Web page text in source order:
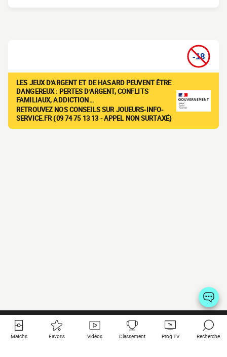
LES JEUX D'ARGENT ET DE HASARD PEUVENT ÊTRE
DANGEREUX : PERTES D'ARGENT, CONFLITS
FAMILIAUX, ADDICTION…
RETROUVEZ NOS CONSEILS SUR JOUEURS-INFO-
SERVICE.FR (09 74 75 13 13 - APPEL NON SURTAXÉ)
Matchs Favoris Vidéos Classement Prog TV Recherche